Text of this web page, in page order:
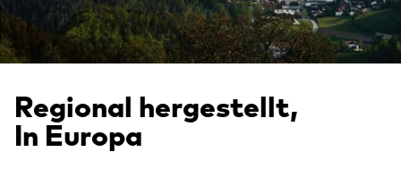
Regional hergestellt,
In Europa